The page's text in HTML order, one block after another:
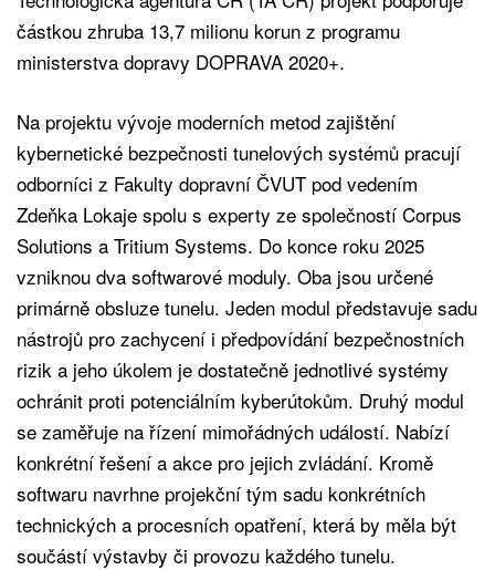
částkou zhruba 13,7 milionu korun z programu
ministerstva dopravy DOPRAVA 2020+.
Na projektu vývoje moderních metod zajištění
kybernetické bezpečnosti tunelových systémů pracují
odborníci z Fakulty dopravní ČVUT pod vedením
Zdeňka Lokaje spolu s experty ze společností Corpus
Solutions a Tritium Systems. Do konce roku 2025
vzniknou dva softwarové moduly. Oba jsou určené
primárně obsluze tunelu. Jeden modul představuje sadu
nástrojů pro zachycení i předpovídání bezpečnostních
rizik a jeho úkolem je dostatečně jednotlivé systémy
ochránit proti potenciálním kyberútokům. Druhý modul
se zaměřuje na řízení mimořádných událostí. Nabízí
konkrétní řešení a akce pro jejich zvládání. Kromě
softwaru navrhne projekční tým sadu konkrétních
technických a procesních opatření, která by měla být
součástí výstavby či provozu každého tunelu.